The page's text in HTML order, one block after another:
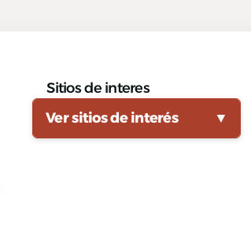
Sitios de interes
Ver sitios de interés
▼